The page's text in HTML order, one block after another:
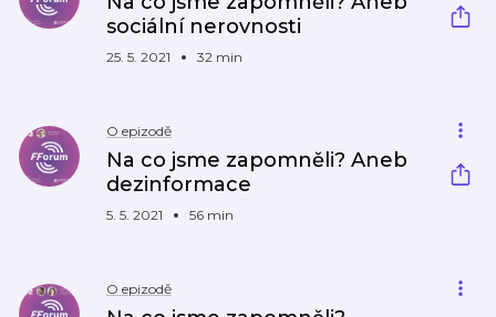
sociální nerovnosti
25. 5. 2021 32 min
O epizodě
Na co jsme zapomněli? Aneb
dezinformace
5. 5. 2021 56 min
O epizodě